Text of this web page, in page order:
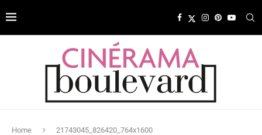
Home 21743045_826420_764x1600